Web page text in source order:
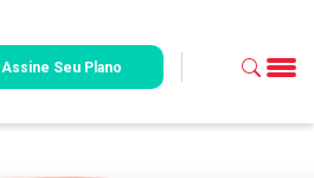
Assine Seu Plano